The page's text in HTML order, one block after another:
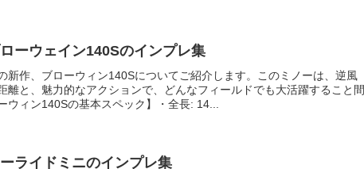
ーウェイン140Sのインプレ集
新作、ブローウィン140Sについてご紹介します。このミノーは、逆風
離と、魅力的なアクションで、どんなフィールドでも大活躍すること間
ウィン140Sの基本スペック】・全長: 14...
ライドミニのインプレ集